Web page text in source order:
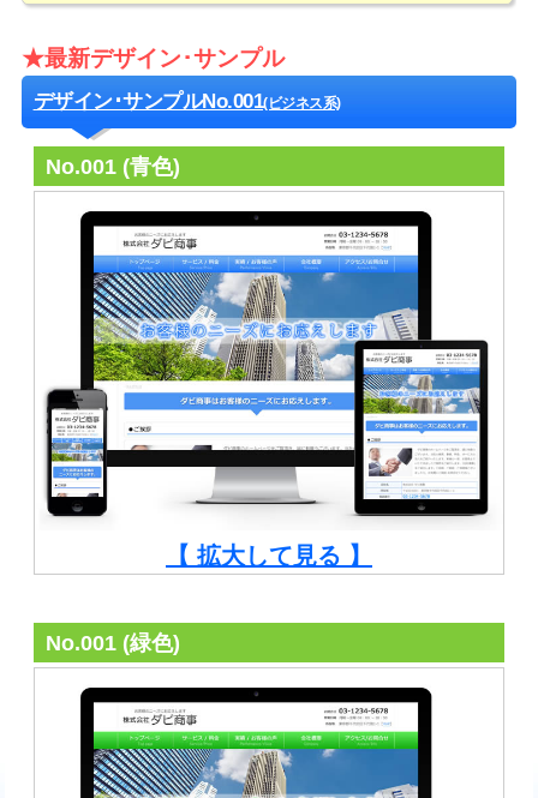
★最新デザイン･サンプル
デザイン･サンプルNo.001(ビジネス系)
No.001 (青色)
【 拡大して見る 】
No.001 (緑色)